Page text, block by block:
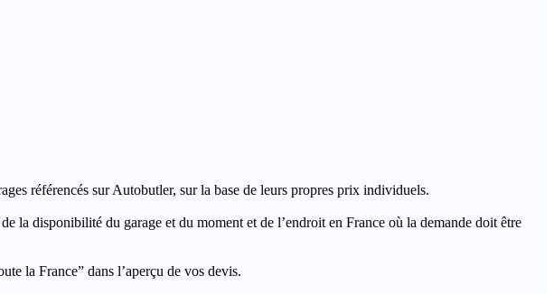
référencés sur Autobutler, sur la base de leurs propres prix individuels.
la disponibilité du garage et du moment et de l’endroit en France où la demande doit être
la France” dans l’aperçu de vos devis.